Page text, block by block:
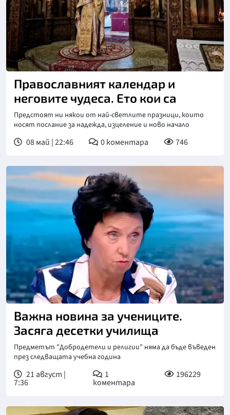
Снимка: БТА
Православният календар и
неговите чудеса. Ето кои са
Предстоят ни някои от най-светлите празници, които
носят послание за надежда, изцеление и ново начало
08 май | 22:46 0коментара 746
Снимка: бТВ
Важна новина за учениците.
Засяга десетки училища
Предметът "Добродетели и религии" няма да бъде въведен
през следващата учебна година
21 август |
7:36
1
коментара
196229